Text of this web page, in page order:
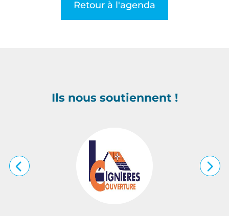
Retour à l'agenda
Ils nous soutiennent !